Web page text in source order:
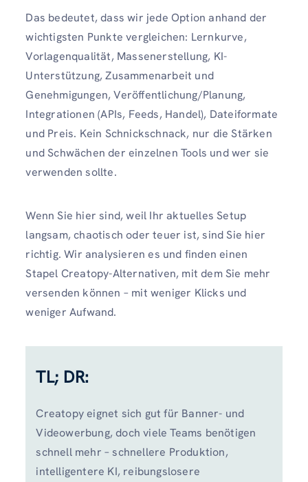
Das bedeutet, dass wir jede Option anhand der
wichtigsten Punkte vergleichen: Lernkurve,
Vorlagenqualität, Massenerstellung, KI-
Unterstützung, Zusammenarbeit und
Genehmigungen, Veröffentlichung/Planung,
Integrationen (APIs, Feeds, Handel), Dateiformate
und Preis. Kein Schnickschnack, nur die Stärken
und Schwächen der einzelnen Tools und wer sie
verwenden sollte.
Wenn Sie hier sind, weil Ihr aktuelles Setup
langsam, chaotisch oder teuer ist, sind Sie hier
richtig. Wir analysieren es und finden einen
Stapel Creatopy-Alternativen, mit dem Sie mehr
versenden können – mit weniger Klicks und
weniger Aufwand.
TL; DR:
Creatopy eignet sich gut für Banner- und
Videowerbung, doch viele Teams benötigen
schnell mehr – schnellere Produktion,
intelligentere KI, reibungslosere